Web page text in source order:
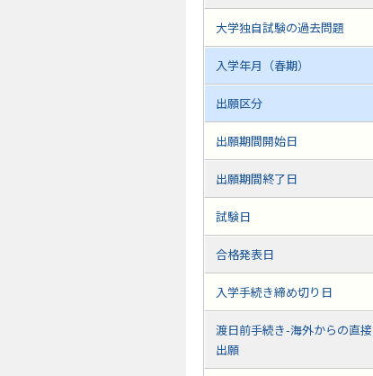
大学独自試験の過去問題
入学年月（春期）
出願区分
出願期間開始日
出願期間終了日
試験日
合格発表日
入学手続き締め切り日
渡日前手続き-海外からの直接
出願